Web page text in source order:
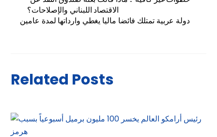
الاقتصاد اللبناني والإصلاحات؟
دولة عربية تمتلك فائضا ماليا يغطي وارداتها لمدة عامين
Related Posts